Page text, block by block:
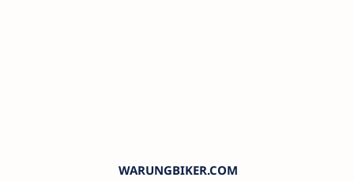
WARUNGBIKER.COM